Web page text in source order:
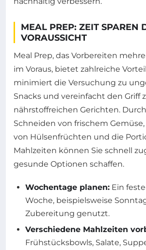
MEAL PREP: ZEIT SPAREN
VORAUSSICHT
Meal Prep, das Vorbereiten
im Voraus, bietet zahlreiche
minimiert die Versuchung zu
Snacks und vereinfacht den Griff
nährstoffreichen Gerichten.
Schneiden von frischem
von Hülsenfrüchten und die
Mahlzeiten können Sie schnell
gesunde Optionen schaffen.
Wochentage planen: Ein
Woche, beispielsweise
Zubereitung genutzt.
Verschiedene Mahlzeiten
Frühstücksbowls, Salate,